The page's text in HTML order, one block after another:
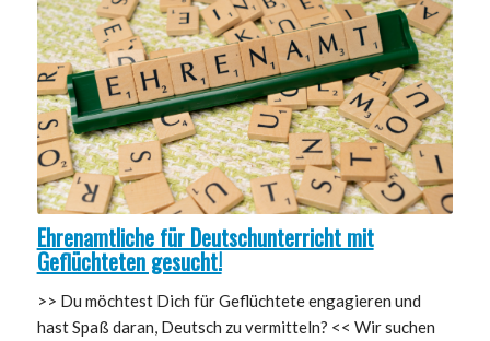
Ehrenamtliche für Deutschunterricht mit
Geflüchteten gesucht!
>> Du möchtest Dich für Geflüchtete engagieren und
hast Spaß daran, Deutsch zu vermitteln? << Wir suchen